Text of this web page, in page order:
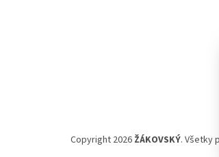
Copyright 2026 ŽÁKOVSKÝ. Všetky